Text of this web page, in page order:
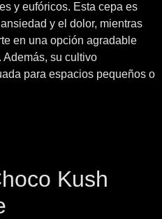
y eufóricos. Esta cepa es
y el dolor, mientras
en una opción agradable
Además, su cultivo
para espacios pequeños o
Kush